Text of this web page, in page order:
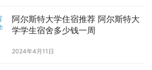
阿尔斯特大学住宿推荐 阿尔斯特大
学学生宿舍多少钱一周
2024年4月11日